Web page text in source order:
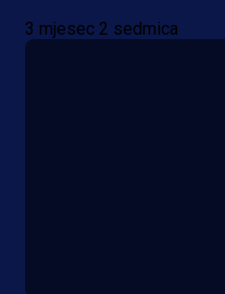
3 mjesec 2 sedmica